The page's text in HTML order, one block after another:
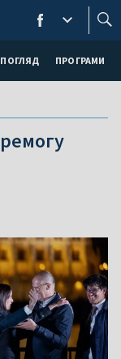
ПОГЛЯД ПРОГРАМИ